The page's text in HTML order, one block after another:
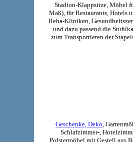
Stadion-Klappsitze, Möbel
Maß), für Restaurants, Hotels
Reha-Kliniken,
und dazu passend die
zum Transportieren der
Geschenke, Deko,
Schlafzimmer-,
Polstermöbel mit Gestell aus